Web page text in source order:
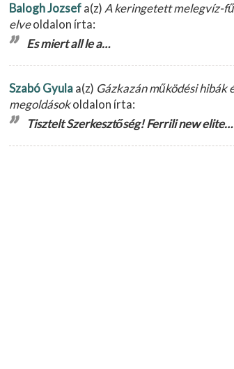
Balogh Jozsefa(z) A keringetett melegvíz-
elveoldalon írta:
Es miert all le a…
Szabó Gyulaa(z) Gázkazán működési hibák
megoldásokoldalon írta:
Tisztelt Szerkesztőség! Ferrili new elite…